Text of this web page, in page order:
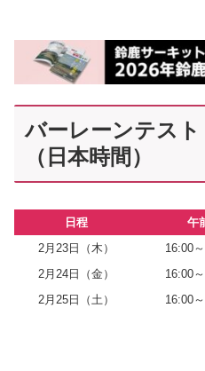
バーレーンテス
（日本時間）
日程 午
2月23日（木）
16:00
2月24日（金）
16:00
2月25日（土）
16:00